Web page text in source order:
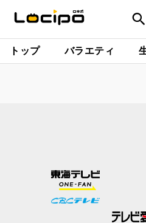
トップ バラエティ